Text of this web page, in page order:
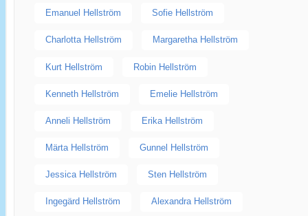
Emanuel Hellström Sofie Hellström
Charlotta Hellström Margaretha Hellström
Kurt Hellström Robin Hellström
Kenneth Hellström Emelie Hellström
Anneli Hellström Erika Hellström
Märta Hellström Gunnel Hellström
Jessica Hellström Sten Hellström
Ingegärd Hellström Alexandra Hellström